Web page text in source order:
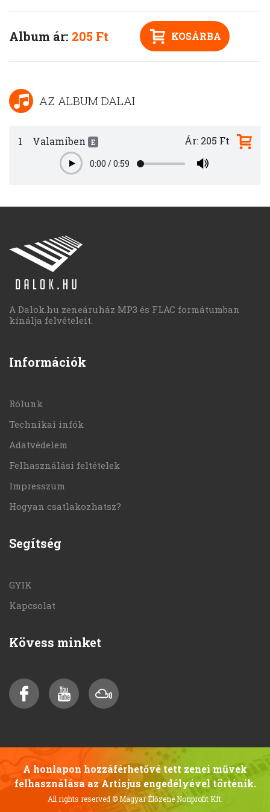
Album ár: 205 Ft KOSÁRBA
AZ ALBUM DALAI
1 Valamiben E
Play0:00 /0:59
Ár: 205 Ft
A Dalok.hu zeneáruház MP3 és FLAC formátumban
kínálja felvételeit.
Információk
Rólunk
Technikai infók
Adatvédelem
Felhasználási feltételek
Impresszum
Hogyan csatlakozhatsz?
Segítség
GYIK
Kapcsolat
Kövess minket
A honlapon hozzáférhetővé tett zenei művek
felhasználása az Artisjus engedélyével történik.
All rights reserved© Magyar Élőzene Nonprofit Kft.